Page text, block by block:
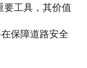
要工具，其价值
保障道路安全